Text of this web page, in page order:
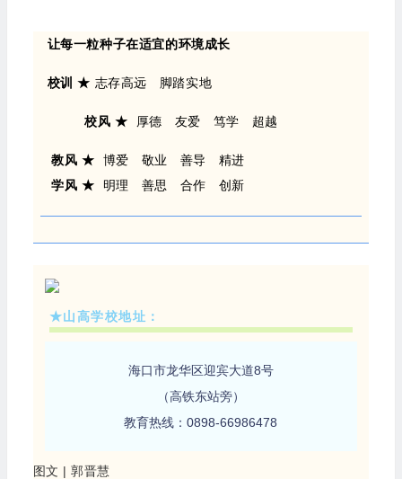
让每一粒种子在适宜的环境成长
校训 ★ 志存高远 脚踏实地
校风 ★ 厚德 友爱 笃学 超越
教风 ★ 博爱 敬业 善导 精进
学风 ★ 明理 善思 合作 创新
★山高学校地址：
海口市龙华区迎宾大道8号
（高铁东站旁）
教育热线：0898-66986478
图文 | 郭晋慧